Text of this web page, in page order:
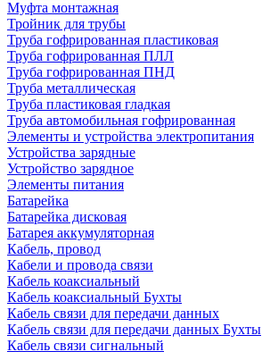
Муфта монтажная
Тройник для трубы
Труба гофрированная пластиковая
Труба гофрированная ПЛЛ
Труба гофрированная ПНД
Труба металлическая
Труба пластиковая гладкая
Труба автомобильная гофрированная
Элементы и устройства электропитания
Устройства зарядные
Устройство зарядное
Элементы питания
Батарейка
Батарейка дисковая
Батарея аккумуляторная
Кабель, провод
Кабели и провода связи
Кабель коаксиальный
Кабель коаксиальный Бухты
Кабель связи для передачи данных
Кабель связи для передачи данных Бухты
Кабель связи сигнальный